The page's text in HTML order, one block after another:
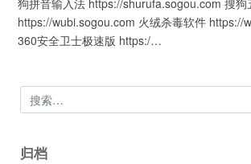
狗拼音输入法 https://shurufa.sogou.com 搜狗
https://wubi.sogou.com 火绒杀毒软件 https://
360安全卫士极速版 https:/…
归档